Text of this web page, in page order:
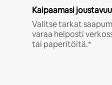
Kaipaamasi
Valitse tarkat
varaa helposti
tai paperitöitä.*